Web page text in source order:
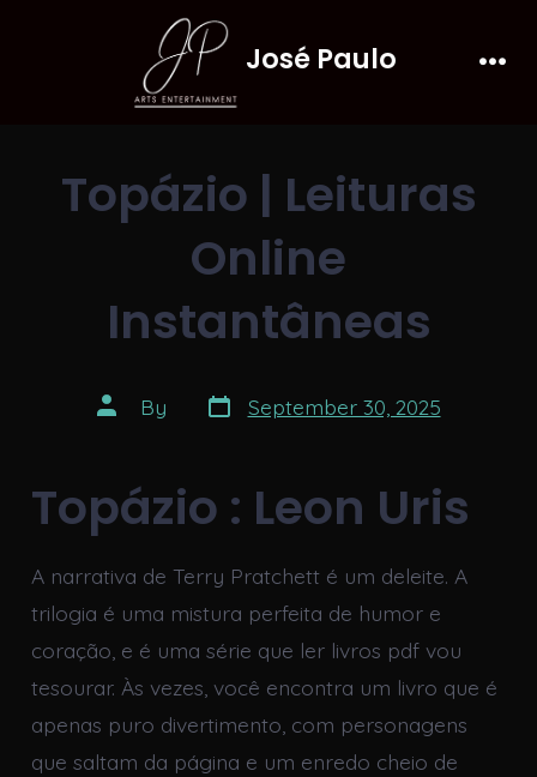
José Paulo
Topázio | Leituras
Online
Instantâneas
Post
author
By Post
date
September 30, 2025
Topázio : Leon Uris
A narrativa de Terry Pratchett é um deleite. A
trilogia é uma mistura perfeita de humor e
coração, e é uma série que ler livros pdf vou
tesourar. Às vezes, você encontra um livro que é
apenas puro divertimento, com personagens
que saltam da página e um enredo cheio de